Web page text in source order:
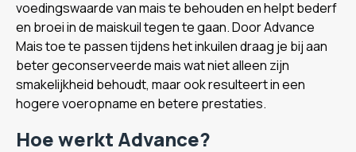
voedingswaarde van mais te behouden en helpt bederf
en broei in de maiskuil tegen te gaan. Door Advance
Mais toe te passen tijdens het inkuilen draag je bij aan
beter geconserveerde mais wat niet alleen zijn
smakelijkheid behoudt, maar ook resulteert in een
hogere voeropname en betere prestaties.
Hoe werkt Advance?